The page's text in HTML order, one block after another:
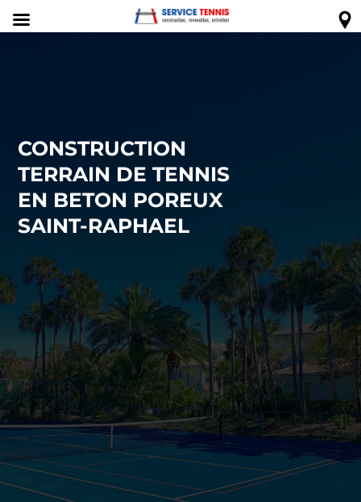
CONSTRUCTION
TERRAIN DE TENNIS
EN BETON POREUX
SAINT-RAPHAEL